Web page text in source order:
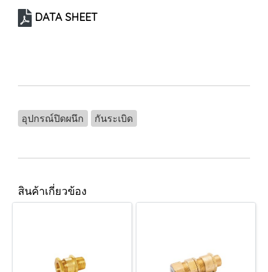
DATA SHEET
อุปกรณ์ปิดผนึก กันระเบิด
สินค้าเกี่ยวข้อง